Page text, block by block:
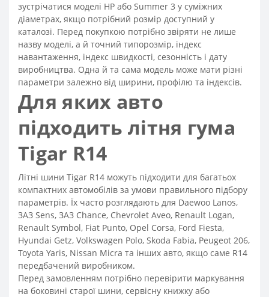
зустрічатися моделі HP або Summer 3 у суміжних
діаметрах, якщо потрібний розмір доступний у
каталозі. Перед покупкою потрібно звіряти не лише
назву моделі, а й точний типорозмір, індекс
навантаження, індекс швидкості, сезонність і дату
виробництва. Одна й та сама модель може мати різні
параметри залежно від ширини, профілю та індексів.
Для яких авто
підходить літня гума
Tigar R14
Літні шини Tigar R14 можуть підходити для багатьох
компактних автомобілів за умови правильного підбору
параметрів. Їх часто розглядають для Daewoo Lanos,
ЗАЗ Sens, ЗАЗ Chance, Chevrolet Aveo, Renault Logan,
Renault Symbol, Fiat Punto, Opel Corsa, Ford Fiesta,
Hyundai Getz, Volkswagen Polo, Skoda Fabia, Peugeot 206,
Toyota Yaris, Nissan Micra та інших авто, якщо саме R14
передбачений виробником.
Перед замовленням потрібно перевірити маркування
на боковині старої шини, сервісну книжку або